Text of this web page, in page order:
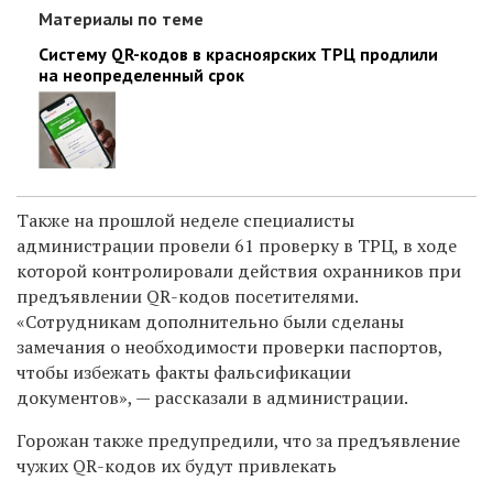
Материалы по теме
Систему QR-кодов в красноярских ТРЦ продлили
на неопределенный срок
Также на прошлой неделе специалисты
администрации провели 61 проверку в ТРЦ, в ходе
которой контролировали действия охранников при
предъявлении QR-кодов посетителями.
«Сотрудникам дополнительно были сделаны
замечания о необходимости проверки паспортов,
чтобы избежать факты фальсификации
документов», — рассказали в администрации.
Горожан также предупредили, что за предъявление
чужих QR-кодов их будут привлекать